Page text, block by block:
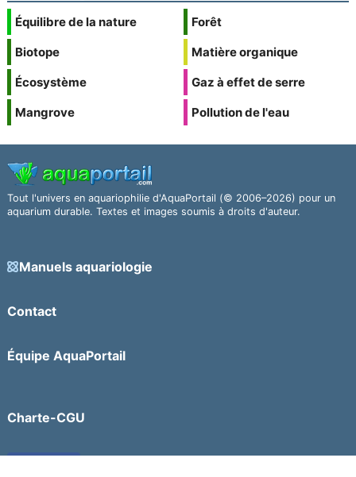
Équilibre de la nature
Biotope
Écosystème
Mangrove
Forêt
Matière organique
Gaz à effet de serre
Pollution de l'eau
Tout l'univers en aquariophilie d'AquaPortail (© 2006–2026) pour un
aquarium durable. Textes et images soumis à droits d'auteur.
Manuels aquariologie
Contact
Équipe AquaPortail
Charte-CGU